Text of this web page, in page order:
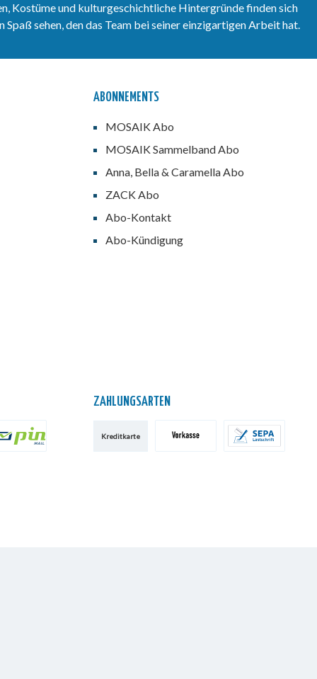
Kostüme und kulturgeschichtliche Hintergründe finden sich
sehen, den das Team bei seiner einzigartigen Arbeit hat.
ABONNEMENTS
MOSAIK Abo
MOSAIK Sammelband Abo
Anna, Bella & Caramella Abo
ZACK Abo
Abo-Kontakt
Abo-Kündigung
ZAHLUNGSARTEN
Kreditkarte